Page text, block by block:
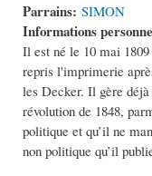
Parrains: SIMON
Informations
Il est né le 10 mai
repris l'imprimerie
les Decker. Il gère
révolution de 1848,
politique et qu’il ne
non politique qu’il